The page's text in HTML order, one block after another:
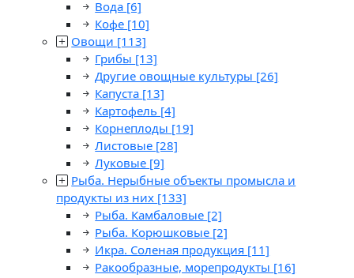
Вода [6]
Кофе [10]
Овощи [113]
Грибы [13]
Другие овощные культуры [26]
Капуста [13]
Картофель [4]
Корнеплоды [19]
Листовые [28]
Луковые [9]
Рыба. Нерыбные объекты промысла и
продукты из них [133]
Рыба. Камбаловые [2]
Рыба. Корюшковые [2]
Икра. Соленая продукция [11]
Ракообразные, морепродукты [16]